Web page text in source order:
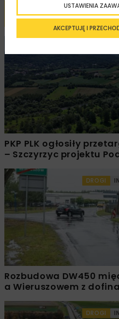
Powiązane
PKP PLK ogłosiły
– Szczyrzyc projektu
DROGI
Rozbudowa DW450
a Wieruszowem z
DROGI
AKCEPTUJĘ I
USTAWIENIA